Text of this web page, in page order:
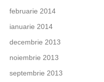
februarie 2014
ianuarie 2014
decembrie 2013
noiembrie 2013
septembrie 2013